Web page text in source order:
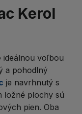
Kerol
ideálnou voľbou
a pohodlný
je navrhnutý s
ložné plochy sú
pien. Oba